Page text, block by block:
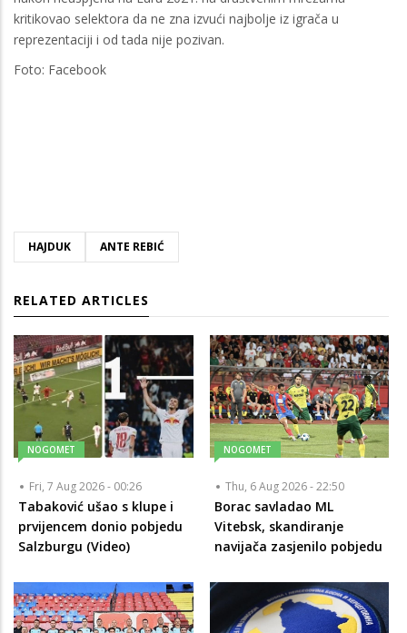
kritikovao selektora da ne zna izvući najbolje iz igrača u
reprezentaciji i od tada nije pozivan.
Foto: Facebook
HAJDUK ANTE REBIĆ
RELATED ARTICLES
NOGOMET
Fri, 7 Aug 2026 - 00:26
Tabaković ušao s klupe i
prvijencem donio pobjedu
Salzburgu (Video)
NOGOMET
Thu, 6 Aug 2026 - 22:50
Borac savladao ML
Vitebsk, skandiranje
navijača zasjenilo pobjedu